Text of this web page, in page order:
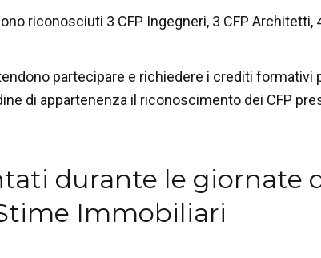
riconosciuti 3 CFP Ingegneri, 3 CFP Architetti,
partecipare e richiedere i crediti formativi
di appartenenza il riconoscimento dei CFP
durante le giornate
Immobiliari